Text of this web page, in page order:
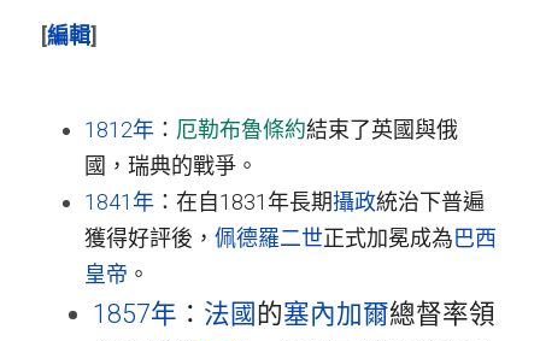
[編輯]
1812年 ： 厄勒布魯條約結束了英國與俄
國，瑞典的戰爭。
1841年 ：在自1831年長期攝政統治下普遍
獲得好評後， 佩德羅二世正式加冕成為巴西
皇帝 。
1857年 ： 法國的塞內加爾總督率領